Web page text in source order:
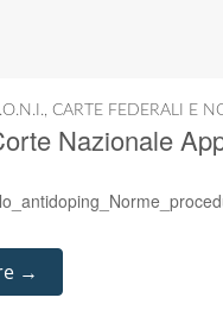
, CARTE FEDERALI E
Nazionale
→